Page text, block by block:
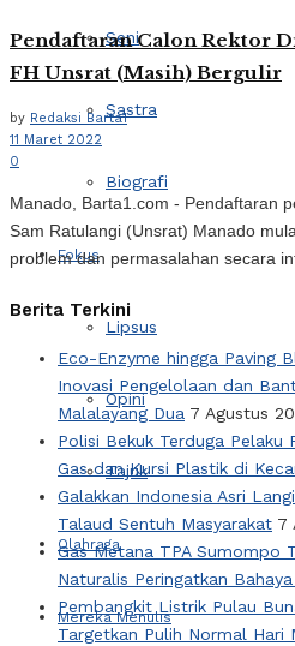
Seni
Sastra
Biografi
Fokus
Lipsus
Opini
Tajuk
Olahraga
Mereka Menulis
Pendaftaran Calon Rektor
FH Unsrat (Masih) Bergulir
by Redaksi Barta1
11 Maret 2022
0
Manado, Barta1.com - Pendaftaran
Sam Ratulangi (Unsrat) Manado
problem dan permasalahan secara
Berita Terkini
Eco-Enzyme hingga Paving
Inovasi Pengelolaan dan
Malalayang Dua 7 Agustus
Polisi Bekuk Terduga Pelaku
Gas dan Kursi Plastik di
Galakkan Indonesia Asri
Talaud Sentuh Masyarakat 7
Gas Metana TPA Sumompo
Naturalis Peringatkan
Pembangkit Listrik Pulau
Targetkan Pulih Normal Hari